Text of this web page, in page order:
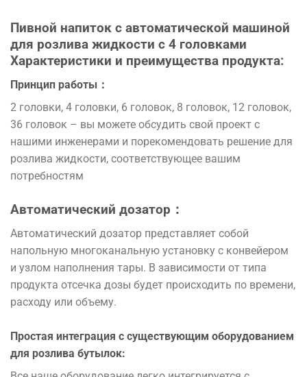
Пивной напиток с автоматической машиной
для розлива жидкости с 4 головками
Характеристики и преимущества продукта:
Принцип работы：
2 головки, 4 головки, 6 головок, 8 головок, 12 головок,
36 головок – вы можете обсудить свой проект с
нашими инженерами и порекомендовать решение для
розлива жидкости, соответствующее вашим
потребностям
Автоматический дозатор：
Автоматический дозатор представляет собой
напольную многоканальную установку с конвейером
и узлом наполнения тары. В зависимости от типа
продукта отсечка дозы будет происходить по времени,
расходу или объему.
Простая интеграция с существующим оборудованием
для розлива бутылок: